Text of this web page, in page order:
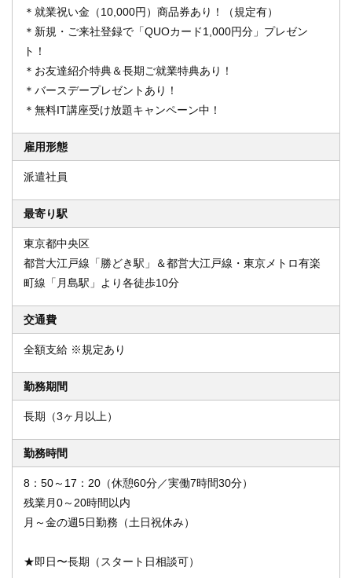
＊就業祝い金（10,000円）商品券あり！（規定有）
＊新規・ご来社登録で「QUOカード1,000円分」プレゼン
ト！
＊お友達紹介特典＆長期ご就業特典あり！
＊バースデープレゼントあり！
＊無料IT講座受け放題キャンペーン中！
雇用形態
派遣社員
最寄り駅
東京都中央区
都営大江戸線「勝どき駅」＆都営大江戸線・東京メトロ有楽
町線「月島駅」より各徒歩10分
交通費
全額支給 ※規定あり
勤務期間
長期（3ヶ月以上）
勤務時間
8：50～17：20（休憩60分／実働7時間30分）
残業月0～20時間以内
月～金の週5日勤務（土日祝休み）
★即日〜長期（スタート日相談可）